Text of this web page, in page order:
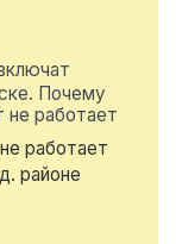
Почему
не работает
работает
районе